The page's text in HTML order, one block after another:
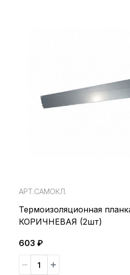
АРТ.САМОКЛ.
Термоизоляционная
КОРИЧНЕВАЯ (2шт)
603 ₽